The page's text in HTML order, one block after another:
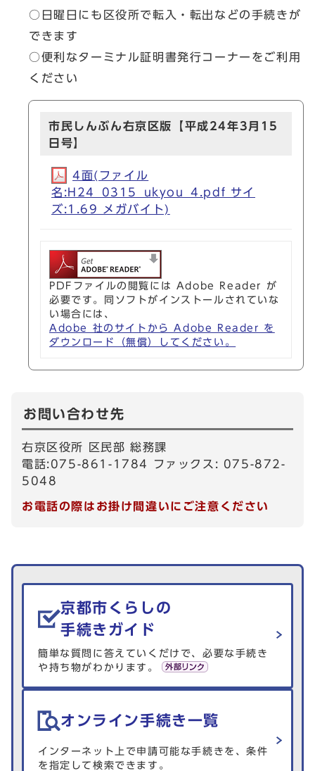
○日曜日にも区役所で転入・転出などの手続きが
できます
○便利なターミナル証明書発行コーナーをご利用
ください
市民しんぶん右京区版【平成24年3月15
日号】
4面(ファイル
名:H24_0315_ukyou_4.pdf サイ
ズ:1.69 メガバイト)
PDFファイルの閲覧には Adobe Reader が
必要です。同ソフトがインストールされていな
い場合には、
Adobe 社のサイトから Adobe Reader を
ダウンロード（無償）してください。
お問い合わせ先
右京区役所 区民部 総務課
電話:075-861-1784 ファックス: 075-872-
5048
お電話の際はお掛け間違いにご注意ください
生活情報を探す
京都市くらしの
手続きガイド
簡単な質問に答えていくだけで、必要な手続き
や持ち物がわかります。
オンライン手続き一覧
インターネット上で申請可能な手続きを、条件
を指定して検索できます。